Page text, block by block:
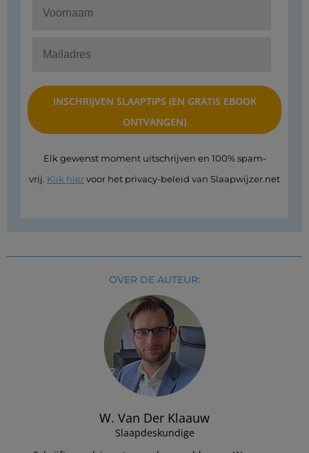
Elk gewenst moment uitschrijven en 100% spam-
vrij. Klik hiervoor het privacy-beleid van Slaapwijzer.net
OVER DE AUTEUR:
W. Van Der Klaauw
Slaapdeskundige